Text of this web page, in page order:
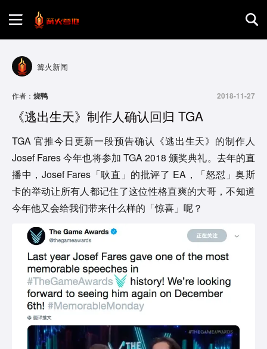
游戏评测
地图攻略
篝火新闻
作者： 烧鸭 2018-11-27
《逃出生天》制作人确认回归 TGA
TGA 官推今日更新一段预告确认《逃出生天》的制作人
Josef Fares 今年也将参加 TGA 2018 颁奖典礼。去年的直
播中，Josef Fares「耿直」的批评了 EA，「怒怼」奥斯
卡的举动让所有人都记住了这位性格直爽的大哥，不知道
今年他又会给我们带来什么样的「惊喜」呢？